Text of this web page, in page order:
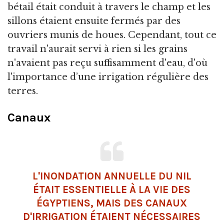
bétail était conduit à travers le champ et les
sillons étaient ensuite fermés par des
ouvriers munis de houes. Cependant, tout ce
travail n'aurait servi à rien si les grains
n'avaient pas reçu suffisamment d'eau, d'où
l'importance d’une irrigation régulière des
terres.
Canaux
L'INONDATION ANNUELLE DU NIL
ÉTAIT ESSENTIELLE À LA VIE DES
ÉGYPTIENS, MAIS DES CANAUX
D'IRRIGATION ÉTAIENT NÉCESSAIRES